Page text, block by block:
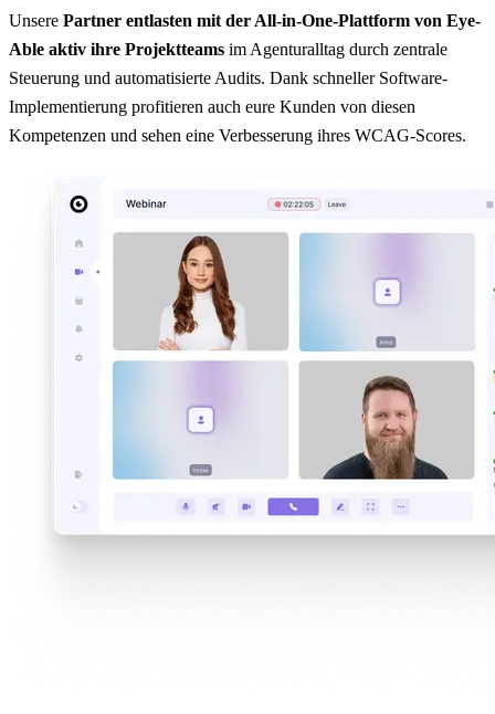
Unsere Partner entlasten mit der All-in-One-Plattform von Eye-
Able aktiv ihre Projektteams im Agenturalltag durch zentrale
Steuerung und automatisierte Audits. Dank schneller Software-
Implementierung profitieren auch eure Kunden von diesen
Kompetenzen und sehen eine Verbesserung ihres WCAG-Scores.